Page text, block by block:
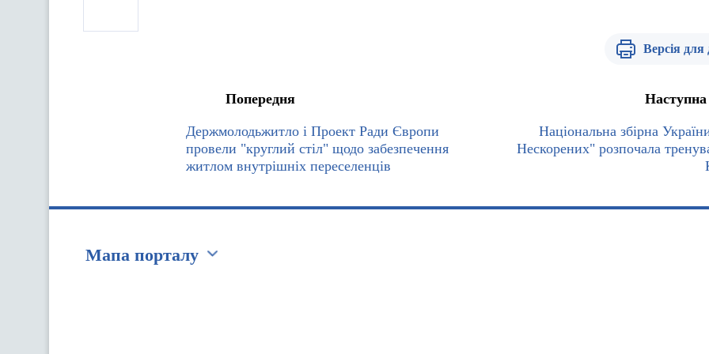
Версія для
Попередня
Держмолодьжитло і Проект Ради Європи
провели "круглий стіл" щодо забезпечення
житлом внутрішніх переселенців
Наступна
Національна збірна
Нескорених" розпочала
Мапа порталу